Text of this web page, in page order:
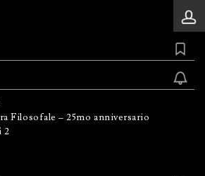
Filosofale – 25mo anniversario
2